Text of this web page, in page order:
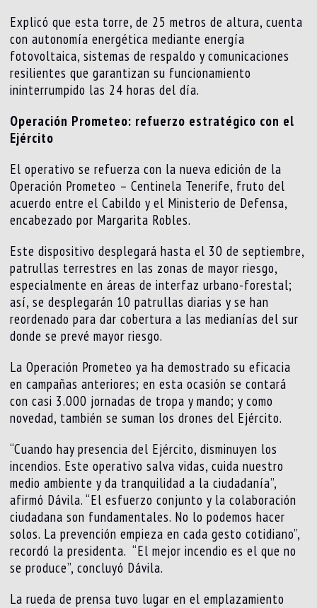
Explicó que esta torre, de 25 metros de altura, cuenta
con autonomía energética mediante energía
fotovoltaica, sistemas de respaldo y comunicaciones
resilientes que garantizan su funcionamiento
ininterrumpido las 24 horas del día.
Operación Prometeo: refuerzo estratégico con el
Ejército
El operativo se refuerza con la nueva edición de la
Operación Prometeo – Centinela Tenerife, fruto del
acuerdo entre el Cabildo y el Ministerio de Defensa,
encabezado por Margarita Robles.
Este dispositivo desplegará hasta el 30 de septiembre,
patrullas terrestres en las zonas de mayor riesgo,
especialmente en áreas de interfaz urbano-forestal;
así, se desplegarán 10 patrullas diarias y se han
reordenado para dar cobertura a las medianías del sur
donde se prevé mayor riesgo.
La Operación Prometeo ya ha demostrado su eficacia
en campañas anteriores; en esta ocasión se contará
con casi 3.000 jornadas de tropa y mando; y como
novedad, también se suman los drones del Ejército.
“Cuando hay presencia del Ejército, disminuyen los
incendios. Este operativo salva vidas, cuida nuestro
medio ambiente y da tranquilidad a la ciudadanía”,
afirmó Dávila. “El esfuerzo conjunto y la colaboración
ciudadana son fundamentales. No lo podemos hacer
solos. La prevención empieza en cada gesto cotidiano”,
recordó la presidenta. “El mejor incendio es el que no
se produce”, concluyó Dávila.
La rueda de prensa tuvo lugar en el emplazamiento